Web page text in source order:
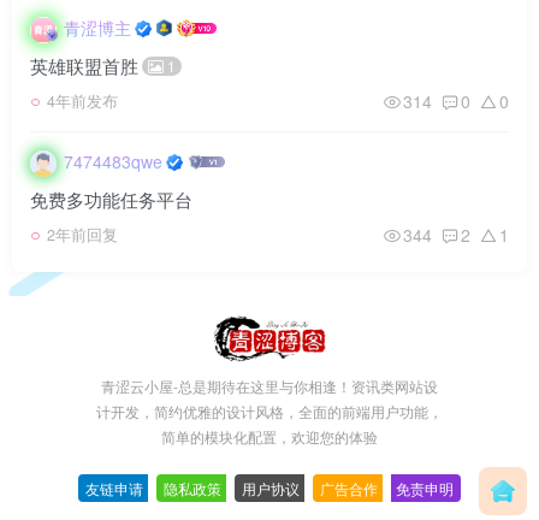
青涩博主
英雄联盟首胜 1
4年前发布 314 0 0
7474483qwe
免费多功能任务平台
2年前回复 344 2 1
青涩云小屋-总是期待在这里与你相逢！资讯类网站设
计开发，简约优雅的设计风格，全面的前端用户功能，
简单的模块化配置，欢迎您的体验
友链申请 隐私政策 用户协议 广告合作 免责申明